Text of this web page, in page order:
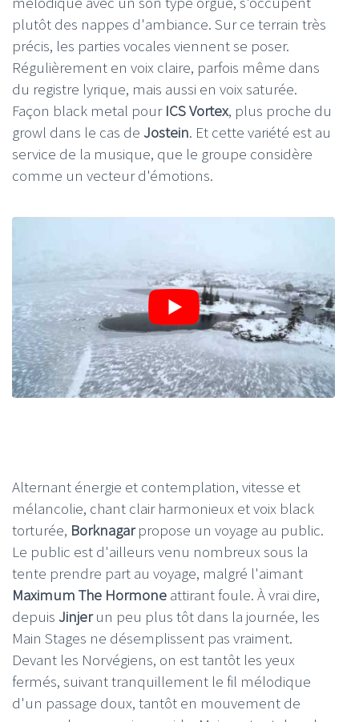
plutôt des nappes d'ambiance. Sur ce terrain très
précis, les parties vocales viennent se poser.
Régulièrement en voix claire, parfois même dans
du registre lyrique, mais aussi en voix saturée.
Façon black metal pour ICS Vortex, plus proche du
growl dans le cas de Jostein. Et cette variété est au
service de la musique, que le groupe considère
comme un vecteur d'émotions.
Alternant énergie et contemplation, vitesse et
mélancolie, chant clair harmonieux et voix black
torturée, Borknagarpropose un voyage au public.
Le public est d'ailleurs venu nombreux sous la
tente prendre part au voyage, malgré l'aimant
Maximum The Hormone attirant foule. À vrai dire,
depuis Jinjerun peu plus tôt dans la journée, les
Main Stages ne désemplissent pas vraiment.
Devant les Norvégiens, on est tantôt les yeux
fermés, suivant tranquillement le fil mélodique
d'un passage doux, tantôt en mouvement de